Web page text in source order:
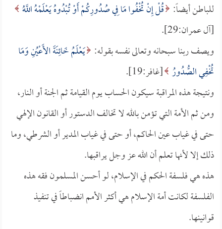
للباطن أيضاً: قُلْ إِنْ تُخْفُوا مَا فِي صُدُورِكُمْ أَوْ تُبْدُوهُ يَعْلَمْهُ اللَّهُ
[آل عمران:29].
ويصف ربنا سبحانه وتعالى نفسه بقوله: يَعْلَمُ خَائِنَةَ الأَعْيُنِ وَمَا
تُخْفِي الصُّدُورُ [غافر:19].
ونتيجة هذه المراقبة سيكون الحساب يوم القيامة ثم الجنة أو النار،
ومن ثم الأمة التي تؤمن بالله لا تخالف الدستور أو القانون الإلهي
حتى في غياب عين الحاكم، أو حتى في غياب المدير أو الشرطي، وما
ذلك إلا لأنها تعلم أن الله عز وجل يراقبها.
هذه هي فلسفة الحكم في الإسلام، لو أحسن المسلمون فقه هذه
الفلسفة لكانت أمة الإسلام هي أكثر الأمم انضباطاً في تنفيذ
قوانينها.